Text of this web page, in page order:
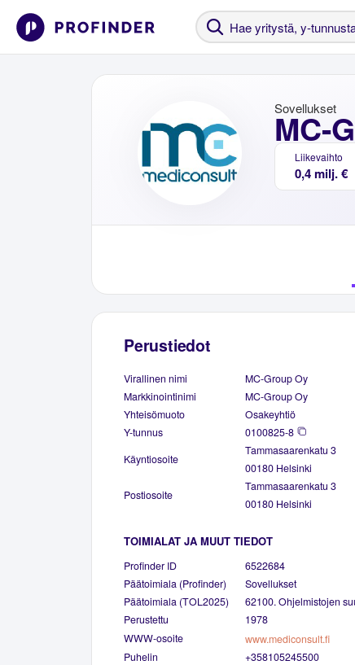
MC-
Sovellukset
Liikevaihto
0,4 milj. €
Perustiedot
Virallinen nimi
MC-Group Oy
Markkinointinimi
MC-Group Oy
Yhteisömuoto
Osakeyhtiö
Y-tunnus
0100825-8
Käyntiosoite
Tammasaarenkatu 3
00180 Helsinki
Postiosoite
Tammasaarenkatu 3
00180 Helsinki
TOIMIALAT JA MUUT TIEDOT
Profinder ID
6522684
Päätoimiala (Profinder)
Sovellukset
Päätoimiala (TOL2025)
62100. Ohjelmistojen
Perustettu
1978
WWW-osoite
www.mediconsult.fi
Puhelin
+358105245500